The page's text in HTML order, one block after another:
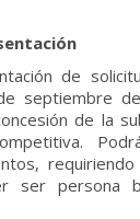
de
septiembre
de la
ser persona